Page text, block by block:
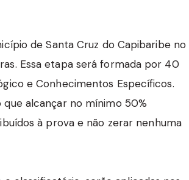
de Santa Cruz do Capibaribe no
Essa etapa será formada por 40
e Conhecimentos Específicos.
alcançar no mínimo 50%
à prova e não zerar nenhuma